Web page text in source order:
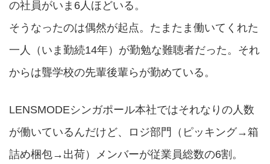
の社員がいま6人ほどいる。
そうなったのは偶然が起点。たまたま働いてくれた
一人（いま勤続14年）が勤勉な難聴者だった。それ
からは聾学校の先輩後輩らが勤めている。
LENSMODEシンガポール本社ではそれなりの人数
が働いているんだけど、ロジ部門（ピッキング→箱
詰め梱包→出荷）メンバーが従業員総数の6割。